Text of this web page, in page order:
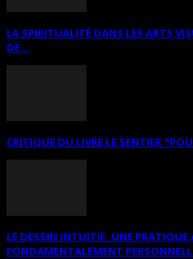
LA SPIRITUALITÉ DANS LES ARTS
DE...
CRITIQUE DU LIVRE LE SENTIER
LE DESSIN INTUITIF. UNE PRATIQUE
FONDAMENTALEMENT